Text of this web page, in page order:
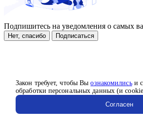
Закон требует, чтобы Выознакомилисьи
обработки персональных данных (и
Согласен
Подпишитесь на уведомления о самых
Нет, спасибо Подписаться